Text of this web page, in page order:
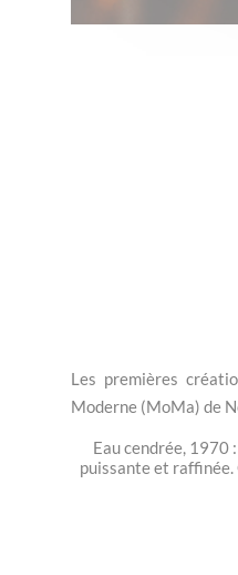
Les premières
Moderne (MoMa) de
Eau cendrée, 1970
puissante et raffinée.